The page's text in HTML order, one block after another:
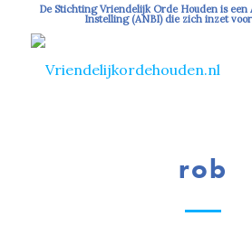
De Stichting Vriendelijk Orde Houden is een
Instelling (ANBI) die zich inzet
rob